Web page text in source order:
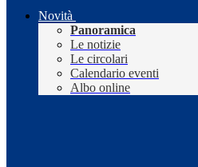
Novità
Panoramica
Le notizie
Le circolari
Calendario eventi
Albo online